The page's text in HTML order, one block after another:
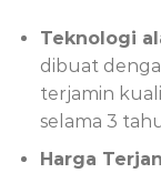
Teknologi
dibuat
terjamin
selama 3
Harga